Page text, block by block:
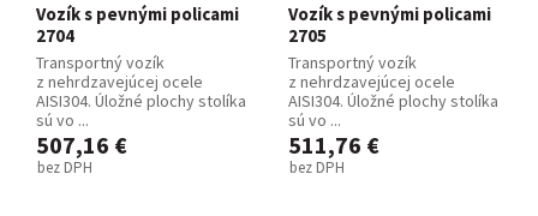
Vozík s pevnými policami
2704
Transportný vozík
z nehrdzavejúcej ocele
AISI304. Úložné plochy stolíka
sú vo ...
507,16 €
bez DPH
Vozík s pevnými policami
2705
Transportný vozík
z nehrdzavejúcej ocele
AISI304. Úložné plochy stolíka
sú vo ...
511,76 €
bez DPH